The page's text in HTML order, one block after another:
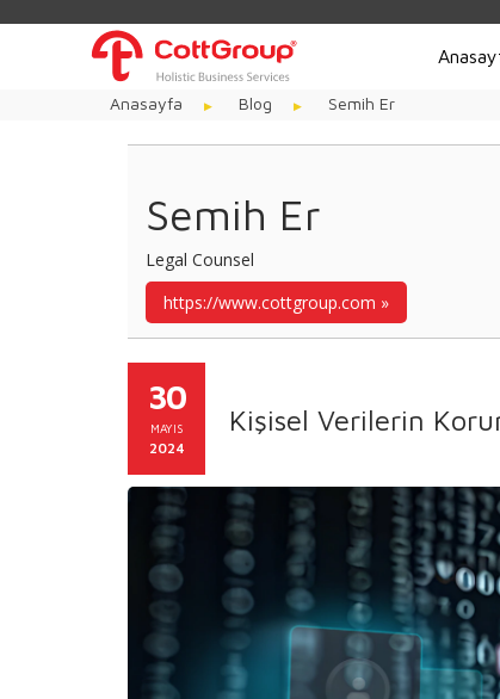
Anasayfa Blog Semih Er
Semih Er
Legal Counsel
https://www.cottgroup.com
30
MAYIS
2024
Kişisel Verilerin